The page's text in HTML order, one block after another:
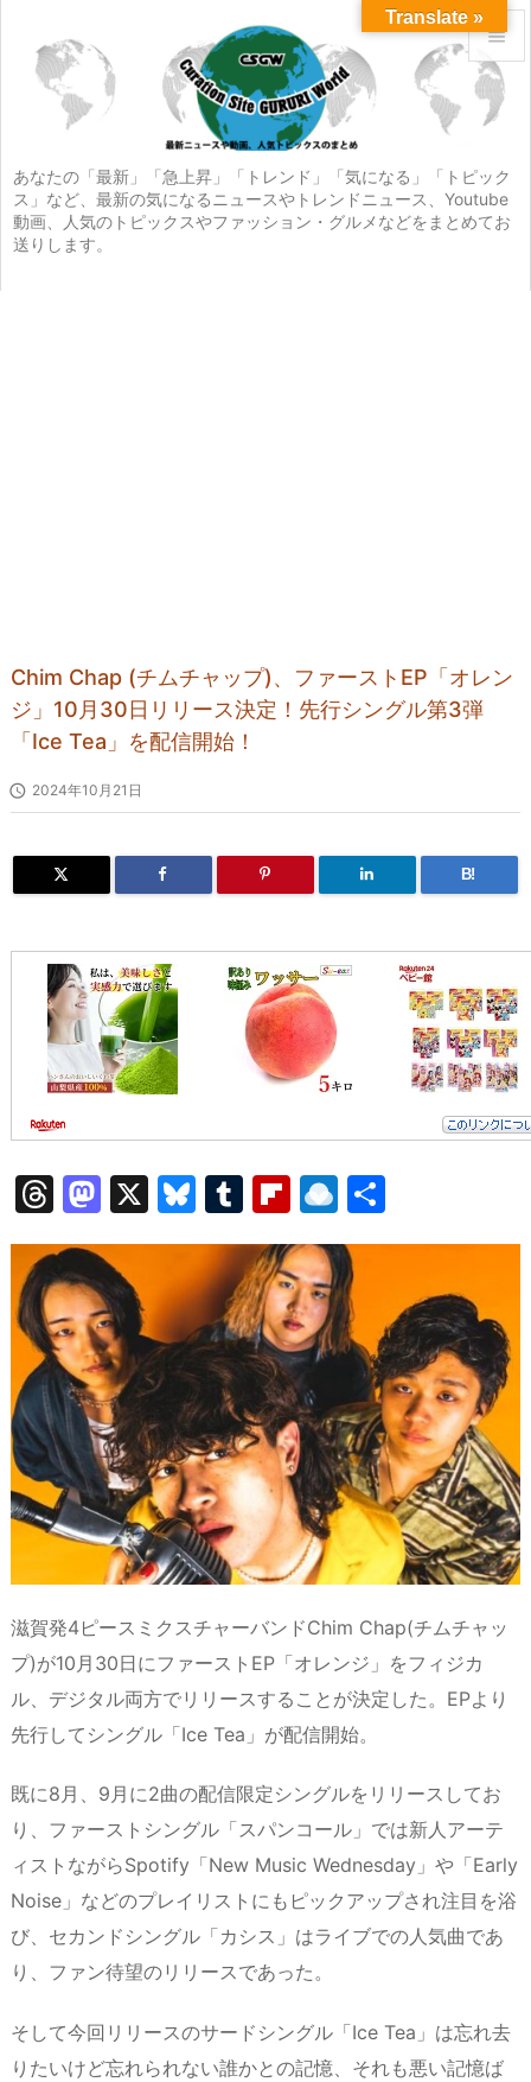
あなたの「最新」「急上昇」「トレンド」「気になる」「トピック
ス」など、最新の気になるニュースやトレンドニュース、Youtube
動画、人気のトピックスやファッション・グルメなどをまとめてお
送りします。


メニュ
サイド

前へ
Chim Chap (チムチャップ)、ファーストEP「オレン
ジ」10月30日リリース決定！先行シングル第3弾
「Ice Tea」を配信開始！
 2024年10月21日
B!
T
hr
e
a
d
s
M
a
st
o
d
o
n
X
Bl
u
e
s
k
y
T
u
m
bl
r
Fl
ip
b
o
ar
d
R
ai
n
dr
o
p.
io
有
滋賀発4ピースミクスチャーバンドChim Chap(チムチャッ
プ)が10月30日にファーストEP「オレンジ」をフィジカ
ル、デジタル両方でリリースすることが決定した。EPより
先行してシングル「Ice Tea」が配信開始。
既に8月、9月に2曲の配信限定シングルをリリースしてお
り、ファーストシングル「スパンコール」では新人アーテ
ィストながらSpotify「New Music Wednesday」や「Early
Noise」などのプレイリストにもピックアップされ注目を浴
び、セカンドシングル「カシス」はライブでの人気曲であ
り、ファン待望のリリースであった。
そして今回リリースのサードシングル「Ice Tea」は忘れ去
りたいけど忘れられない誰かとの記憶、それも悪い記憶ば
Translate »